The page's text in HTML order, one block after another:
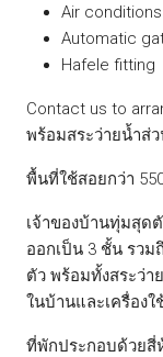
Air conditions
Automatic
Hafele fitting
Contact us to
พร้อมสระว่ายน้ำส่ว
พื้นที่ใช้สอยกว่า
เจ้าของบ้านทุ่มสุด
ออกเป็น 3 ชั้น รวม
ตัว พร้อมทั้งสระว่า
ในบ้านและเครื่อง
ที่พักประกอบด้วยสี่